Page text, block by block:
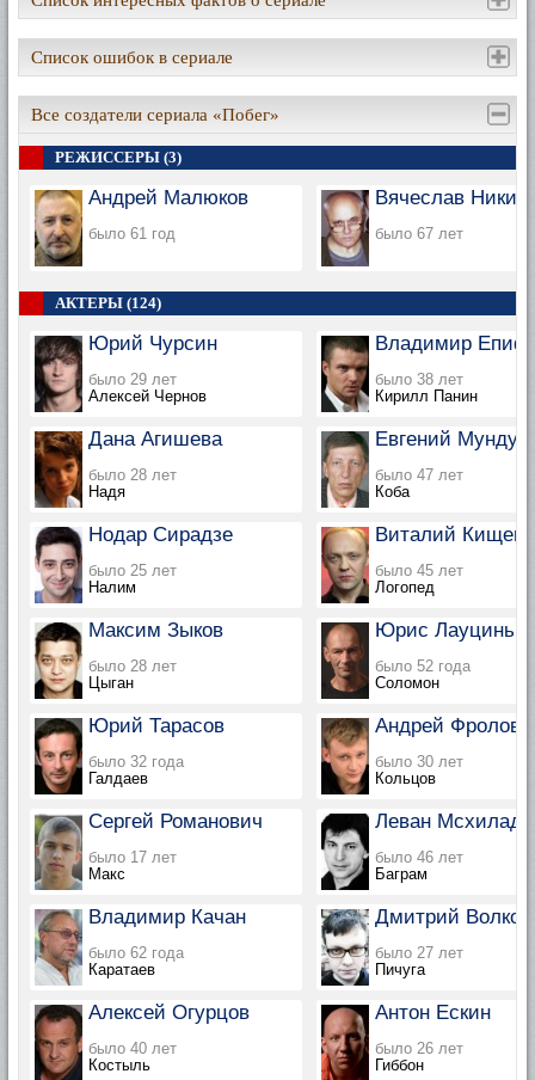
Список ошибок в сериале
Все создатели сериала «Побег»
РЕЖИССЕРЫ (3)
Андрей Малюков
было 61 год
Вячеслав
было 67 лет
АКТЕРЫ (124)
Юрий Чурсин
было 29 лет
Алексей Чернов
Владимир
было 38 лет
Кирилл Панин
Дана Агишева
было 28 лет
Надя
Евгений Мундум
было 47 лет
Коба
Нодар Сирадзе
было 25 лет
Налим
Виталий
было 45 лет
Логопед
Максим Зыков
было 28 лет
Цыган
Юрис Лауциньш
было 52 года
Соломон
Юрий Тарасов
было 32 года
Галдаев
Андрей Фролов
было 30 лет
Кольцов
Сергей Романович
было 17 лет
Макс
Леван
было 46 лет
Баграм
Владимир Качан
было 62 года
Каратаев
Дмитрий
было 27 лет
Пичуга
Алексей Огурцов
было 40 лет
Костыль
Антон Ескин
было 26 лет
Гиббон